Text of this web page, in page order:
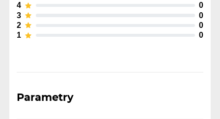
4
0
3
0
2
0
1
0
Parametry